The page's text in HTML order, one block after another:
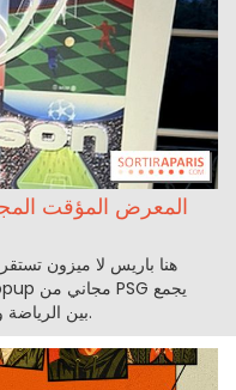
بين الرياضة والموسيقى والموضة والطهي والرفاهية.